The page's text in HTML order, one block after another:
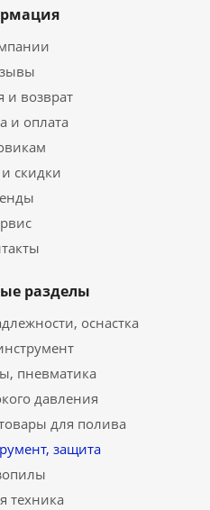
и возврат
и оплата
скидки
разделы
оснастка
пневматика
давления
для полива
защита
техника